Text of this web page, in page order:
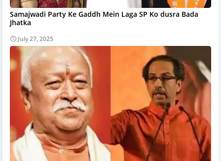
Samajwadi Party Ke Gaddh Mein Laga SP Ko dusra Bada
Jhatka
July 27, 2025